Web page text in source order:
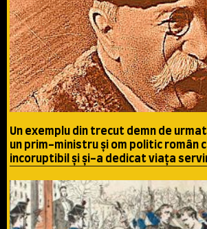
Un exemplu din trecut demn de
un prim-ministru şi om politic român
incoruptibil şi şi-a dedicat viaţa